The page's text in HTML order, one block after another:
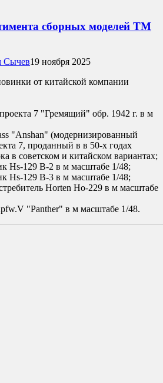
сборных моделей ТМ
Сычев19 ноября 2025
от китайской компании
7 "Гремящий" обр. 1942 г. в м
"Anshan" (модернизированный
7, проданный в в 50-х годах
в советском и китайском вариантах;
Hs-129 B-2 в м масштабе 1/48;
Hs-129 B-3 в м масштабе 1/48;
Horten Ho-229 в м масштабе
"Panther" в м масштабе 1/48.